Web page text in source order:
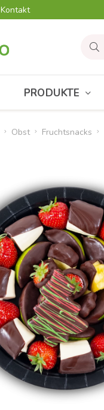
Kontakt
PRODUKTE
Obst Fruchtsnacks